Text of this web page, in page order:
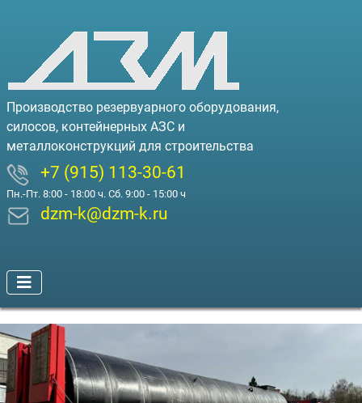
Производство резервуарного оборудования,
силосов, контейнерных АЗС и
металлоконструкций для строительства
+7 (915) 113-30-61
Пн.-Пт. 8:00 - 18:00 ч. Сб. 9:00 - 15:00 ч
dzm-k@dzm-k.ru